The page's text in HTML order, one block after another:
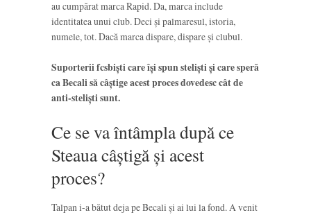
au cumpărat marca Rapid. Da, marca include
identitatea unui club. Deci și palmaresul, istoria,
numele, tot. Dacă marca dispare, dispare și clubul.
Suporterii fcsbiști care își spun steliști și care speră
ca Becali să câștige acest proces dovedesc cât de
anti-steliști sunt.
Ce se va întâmpla după ce
Steaua câștigă și acest
proces?
Talpan i-a bătut deja pe Becali și ai lui la fond. A venit